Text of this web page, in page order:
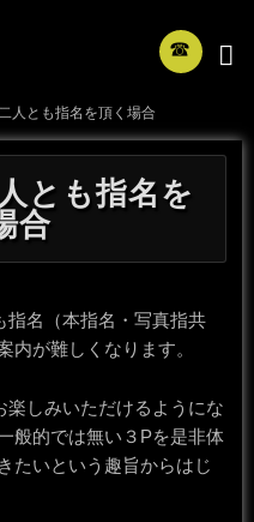
☎︎
人とも指名を頂く場合
とも指名を
合
指名（本指名・写真指共
内が難しくなります。
楽しみいただけるようにな
般的では無い３Pを是非体
たいという趣旨からはじ